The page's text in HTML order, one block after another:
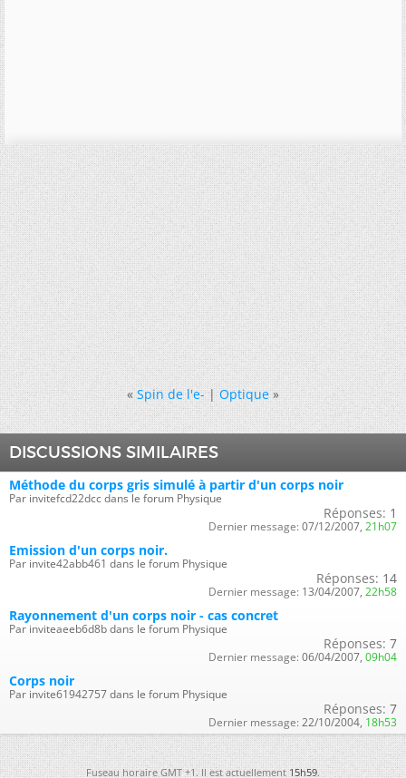
« Spin de l'e-|Optique »
DISCUSSIONS SIMILAIRES
Méthode du corps gris simulé à partir d'un corps noir
Par invitefcd22dcc dans le forum Physique
Réponses: 1
Dernier message: 07/12/2007, 21h07
Emission d'un corps noir.
Par invite42abb461 dans le forum Physique
Réponses: 14
Dernier message: 13/04/2007, 22h58
Rayonnement d'un corps noir - cas concret
Par inviteaeeb6d8b dans le forum Physique
Réponses: 7
Dernier message: 06/04/2007, 09h04
Corps noir
Par invite61942757 dans le forum Physique
Réponses: 7
Dernier message: 22/10/2004, 18h53
Fuseau horaire GMT +1. Il est actuellement15h59.